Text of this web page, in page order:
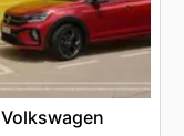
Volkswagen